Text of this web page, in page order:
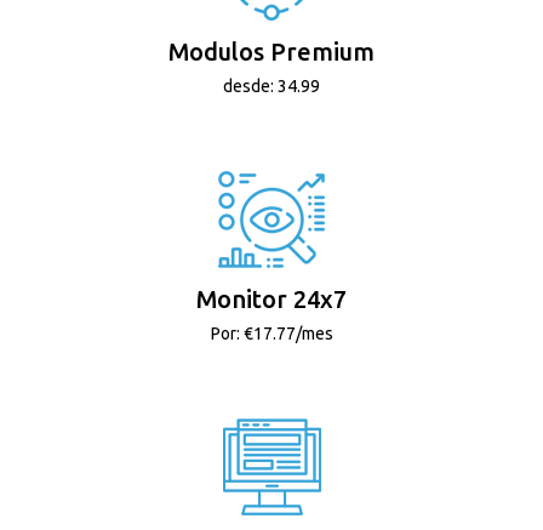
Modulos Premium
desde: 34.99
Monitor 24x7
Por: €17.77/mes